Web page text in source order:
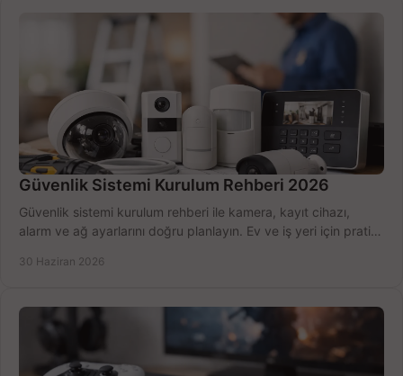
Güvenlik Sistemi Kurulum Rehberi 2026
Güvenlik sistemi kurulum rehberi ile kamera, kayıt cihazı,
alarm ve ağ ayarlarını doğru planlayın. Ev ve iş yeri için pratik
30 Haziran 2026